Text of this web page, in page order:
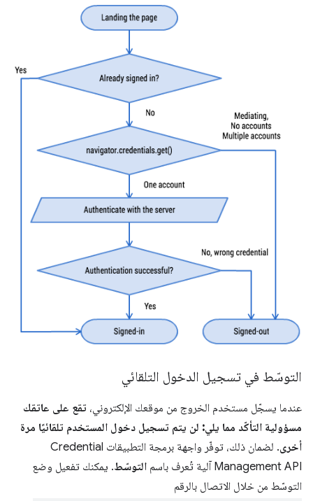
التوسّط في تسجيل الدخول التلقائي
عندما يسجّل مستخدم الخروج من موقعك الإلكتروني، تقع على عاتقك
مسؤولية التأكّد مما يلي: لن يتم تسجيل دخول المستخدم تلقائيًا مرة
أخرى
. لضمان ذلك، توفّر واجهة برمجة التطبيقات Credential
Management API آلية تُعرف باسم
التوسّط. يمكنك تفعيل وضع
التوسّط من خلال الاتصال بالرقم